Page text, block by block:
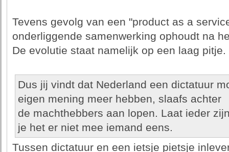
Tevens gevolg van een "product as a
onderliggende samenwerking ophoudt na
De evolutie staat namelijk op een laag pitje.
Dus jij vindt dat Nederland een dictatuur
eigen mening meer hebben, slaafs achter
de machthebbers aan lopen. Laat ieder
je het er niet mee iemand eens.
Tussen dictatuur en een ietsje pietsje